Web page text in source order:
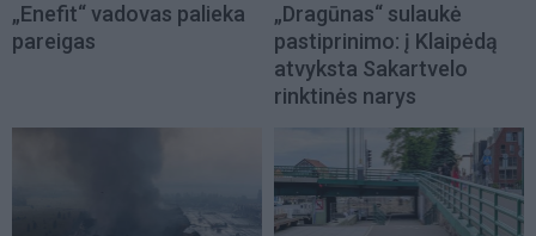
„Enefit“ vadovas palieka
pareigas
„Dragūnas“ sulaukė
pastiprinimo: į Klaipėdą
atvyksta Sakartvelo
rinktinės narys